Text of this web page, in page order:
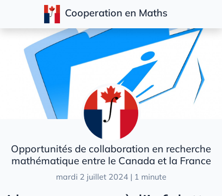
Cooperation en Maths
Articles
Opportunités de collaboration en recherche
mathématique entre le Canada et la France
mardi 2 juillet 2024 | 1 minute